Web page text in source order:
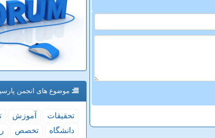
موضوع های انجمن
تحقیقات آموزش
دانشگاه
تخصص